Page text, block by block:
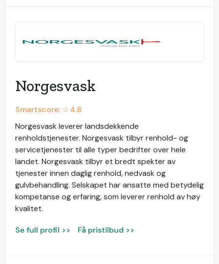
Norgesvask
Smartscore: ☆4.8
Norgesvask leverer landsdekkende
renholdstjenester. Norgesvask tilbyr renhold- og
servicetjenester til alle typer bedrifter over hele
landet. Norgesvask tilbyr et bredt spekter av
tjenester innen daglig renhold, nedvask og
gulvbehandling. Selskapet har ansatte med betydelig
kompetanse og erfaring, som leverer renhold av høy
kvalitet.
Se full profil >> Få pristilbud >>